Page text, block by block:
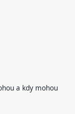
a kdy mohou